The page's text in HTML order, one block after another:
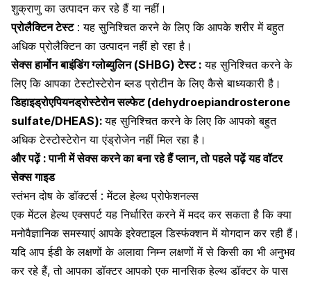
शुक्राणु का उत्पादन कर रहे हैं या नहीं।
प्रोलैक्टिन टेस्ट: यह सुनिश्चित करने के लिए कि आपके शरीर में बहुत
अधिक प्रोलैक्टिन का उत्पादन नहीं हो रहा है।
सेक्स हार्मोन बाइंडिंग ग्लोब्युलिन (SHBG) टेस्ट : यह सुनिश्चित करने के
लिए कि आपका टेस्टोस्टेरोन ब्लड प्रोटीन के लिए कैसे बाध्यकारी है।
डिहाइड्रोएपियनड्रोस्टेरोन सल्फेट (dehydroepiandrosterone
sulfate/DHEAS):यह सुनिश्चित करने के लिए कि आपको बहुत
अधिक टेस्टोस्टेरोन या एंड्रोजेन नहीं मिल रहा है।
और पढ़ें :पानी में सेक्स करने का बना रहे हैं प्लान, तो पहले पढ़ें यह वॉटर
सेक्स गाइड
स्तंभन दोष के डॉक्टर्स : मेंटल हेल्थ प्रोफेशनल्स
एक मेंटल हेल्थ एक्सपर्ट यह निर्धारित करने में मदद कर सकता है कि क्या
मनोवैज्ञानिक समस्याएं आपके इरेक्टाइल डिस्फंक्शन में योगदान कर रही हैं।
यदि आप ईडी के लक्षणों के अलावा निम्न लक्षणों में से किसी का भी अनुभव
कर रहे हैं, तो आपका डॉक्टर आपको एक मानसिक हेल्थ डॉक्टर के पास